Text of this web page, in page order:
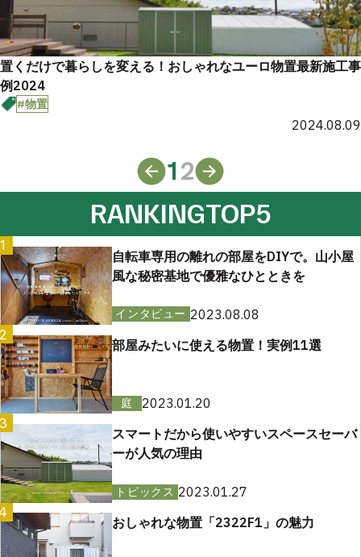
置くだけで暮らしを変える！おしゃれなユーロ物置最新施工事
例2024
#物置
2024.08.09
12
RANKINGTOP5
1
自転車専用の離れの部屋をDIYで。山小屋
風な秘密基地で優雅なひとときを
インタビュー 2023.08.08
2
部屋みたいに使える物置！実例11選
庭
2023.01.20
スマートだから使いやすいスペースセーバ
ーが人気の理由
トピックス 2023.01.27
おしゃれな物置「2322F1」の魅力